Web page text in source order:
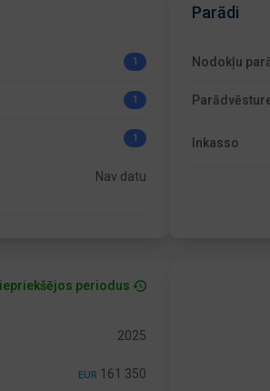
1
1
1
Nav datu
Parādi
Nodokļu
Inkasso
periodus
2025
EUR 161 350